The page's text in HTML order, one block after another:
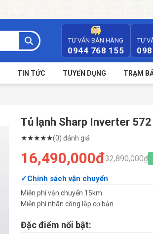
TƯ VẤN BÁN HÀNG
0944 768 155
TƯ
TIN TỨC TUYỂN DỤNG TRẠM
Tủ lạnh Sharp Inverter
★★★★★(0) đánh giá
16,490,000đ32,890,000₫
Chính sách vận chuyển
Miễn phí vận chuyển 15km
Miễn phí nhân công lắp cơ bản
Đặc điểm nổi bật: